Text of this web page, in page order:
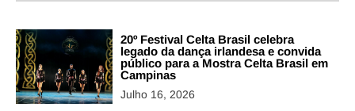
20º Festival Celta Brasil celebra
legado da dança irlandesa e convida
público para a Mostra Celta Brasil em
Campinas
Julho 16, 2026